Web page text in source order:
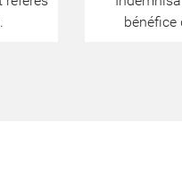
bénéfice